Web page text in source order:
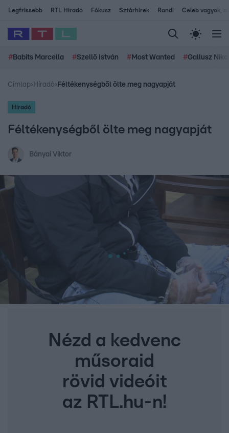
Legfrissebb RTL Híradó Fókusz Sztárhírek Randi Celeb vagyok,
# Babits Marcella #Szellő István # Most Wanted #Gallusz
Címlap› Híradó› Féltékenységből ölte meg nagyapját
Híradó
Féltékenységből ölte meg nagyapját
Bányai Viktor
Nézd a kedvenc
műsoraid
rövid videóit
az RTL.hu-n!